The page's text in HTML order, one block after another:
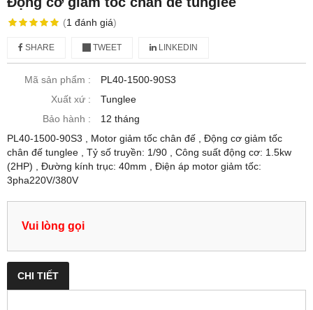
(1 đánh giá)
SHARE TWEET LINKEDIN
Mã sản phẩm :
PL40-1500-90S3
Xuất xứ :
Tunglee
Bảo hành :
12 tháng
PL40-1500-90S3 , Motor giảm tốc chân đế , Động cơ giảm tốc
chân đế tunglee , Tỷ số truyền: 1/90 , Công suất động cơ: 1.5kw
(2HP) , Đường kính trục: 40mm , Điện áp motor giảm tốc:
3pha220V/380V
Vui lòng gọi
CHI TIẾT